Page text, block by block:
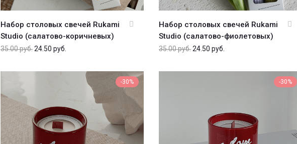
Набор столовых свечей Rukami
Studio (салатово-коричневых)
35.00руб.24.50 руб.
Набор столовых свечей Rukami
Studio (салатово-фиолетовых)
35.00руб.24.50 руб.
-30% -30%